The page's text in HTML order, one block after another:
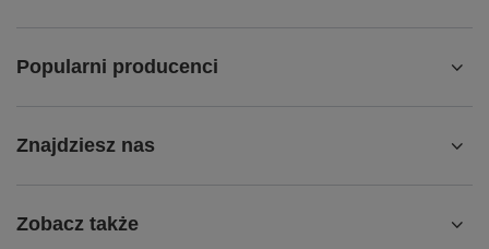
Popularni producenci
Znajdziesz nas
Zobacz także